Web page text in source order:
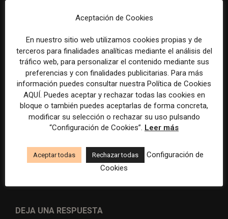
sobre el poder, la memoria y
Radio Televisión Madrid
establece un sistema de
inteligencia artificial
ADEPA crea un premio
especial para la mejor
Mundial 2026
DEJA UNA RESPUESTA
Aceptación de Cookies
En nuestro sitio web utilizamos cookies propias y de
terceros para finalidades analíticas mediante el análisis del
tráfico web, para personalizar el contenido mediante sus
preferencias y con finalidades publicitarias. Para más
información puedes consultar nuestra Política de Cookies
AQUÍ. Puedes aceptar y rechazar todas las cookies en
bloque o también puedes aceptarlas de forma concreta,
modificar su selección o rechazar su uso pulsando
“Configuración de Cookies”. Leer más
Aceptar todas Rechazar todas
Configuración de
Cookies